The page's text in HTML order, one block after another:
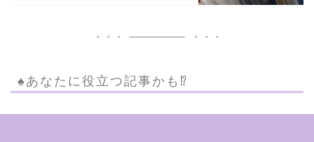
♠︎あなたに役立つ記事かも⁉︎